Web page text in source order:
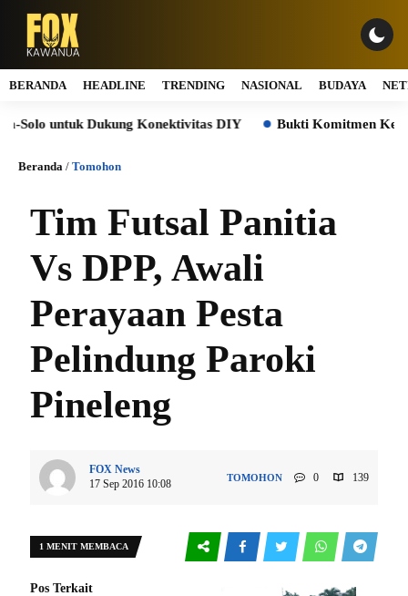
BERANDA HEADLINE TRENDING NASIONAL BUDAYA
untuk Dukung Konektivitas DIY Bukti Komitmen
Beranda / Tomohon
Tim Futsal Panitia
Vs DPP, Awali
Perayaan Pesta
Pelindung Paroki
Pineleng
FOX News
17 Sep 2016 10:08
TOMOHON 0 139
1 MENIT MEMBACA
Pos Terkait